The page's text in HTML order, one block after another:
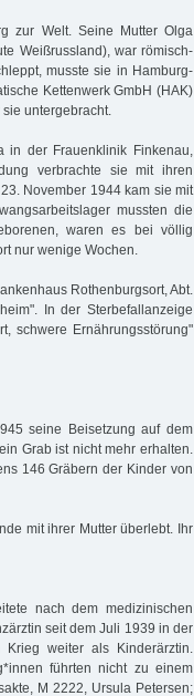
zur Welt. Seine Mutter Olga
Weißrussland), war römisch-
musste sie in Hamburg-
Kettenwerk GmbH (HAK)
untergebracht.
der Frauenklinik Finkenau,
verbrachte sie mit ihren
November 1944 kam sie mit
mussten die
waren es bei völlig
nur wenige Wochen.
Rothenburgsort, Abt.
In der Sterbefallanzeige
schwere Ernährungsstörung"
seine Beisetzung auf dem
Grab ist nicht mehr erhalten.
146 Gräbern der Kinder von
mit ihrer Mutter überlebt. Ihr
nach dem medizinischen
seit dem Juli 1939 in der
weiter als Kinderärztin.
führten nicht zu einem
M 2222, Ursula Petersen;